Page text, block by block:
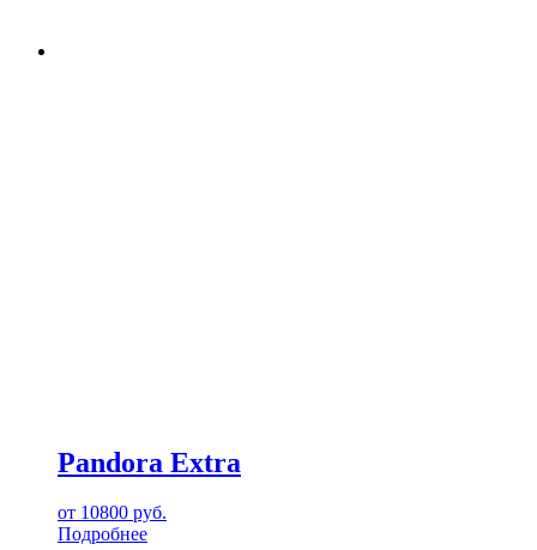
Pandora Extra
от 10800 руб.
Подробнее